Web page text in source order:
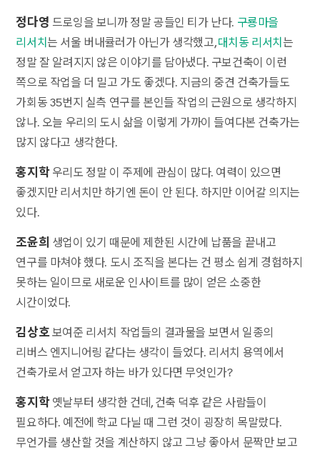
정다영 드로잉을 보니까 정말 공들인 티가 난다. 구룡마을
리서치 는 서울 버내큘러가 아닌가 생각했고,대치동 리서치 는
정말 잘 알려지지 않은 이야기를 담아냈다. 구보건축이 이런
쪽으로 작업을 더 밀고 가도 좋겠다. 지금의 중견 건축가들도
가회동 35번지 실측 연구를 본인들 작업의 근원으로 생각하지
않나. 오늘 우리의 도시 삶을 이렇게 가까이 들여다본 건축가는
많지 않다고 생각한다.
홍지학우리도 정말 이 주제에 관심이 많다. 여력이 있으면
좋겠지만 리서치만 하기엔 돈이 안 된다. 하지만 이어갈 의지는
있다.
조윤희 생업이 있기 때문에 제한된 시간에 납품을 끝내고
연구를 마쳐야 했다. 도시 조직을 본다는 건 평소 쉽게 경험하지
못하는 일이므로 새로운 인사이트를 많이 얻은 소중한
시간이었다.
김상호보여준 리서치 작업들의 결과물을 보면서 일종의
리버스 엔지니어링 같다는 생각이 들었다. 리서치 용역에서
건축가로서 얻고자 하는 바가 있다면 무엇인가?
홍지학옛날부터 생각한 건데, 건축 덕후 같은 사람들이
필요하다. 예전에 학교 다닐 때 그런 것이 굉장히 목말랐다.
무언가를 생산할 것을 계산하지 않고 그냥 좋아서 문짝만 보고